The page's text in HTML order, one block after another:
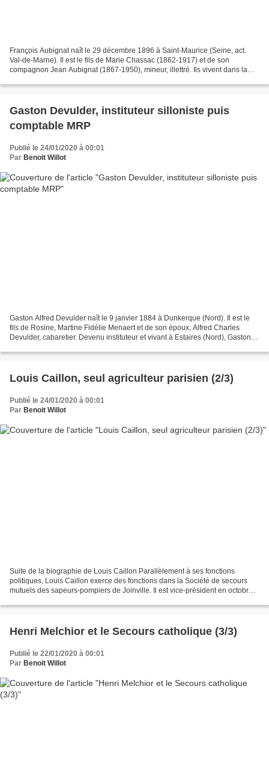
François Aubignat naît le 29 décembre 1896 à Saint-Maurice (Seine, act.
Val-de-Marne). Il est le fils de Marie Chassac (1862-1917) et de son
compagnon Jean Aubignat (1867-1950), mineur, illettré. Ils vivent dans la
Gaston Devulder, instituteur silloniste puis
comptable MRP
Publié le 24/01/2020 à 00:01
Par Benoit Willot
Gaston Alfred Devulder naît le 9 janvier 1884 à Dunkerque (Nord). Il est le
fils de Rosine, Martine Fidélie Menaert et de son époux, Alfred Charles
Devulder, cabaretier. Devenu instituteur et vivant à Estaires (Nord), Gaston
Louis Caillon, seul agriculteur parisien (2/3)
Publié le 24/01/2020 à 00:01
Par Benoit Willot
Suite de la biographie de Louis Caillon Parallèlement à ses fonctions
politiques, Louis Caillon exerce des fonctions dans la Société de secours
mutuels des sapeurs-pompiers de Joinville. Il est vice-président en octobre
Henri Melchior et le Secours catholique (3/3)
Publié le 22/01/2020 à 00:01
Par Benoit Willot